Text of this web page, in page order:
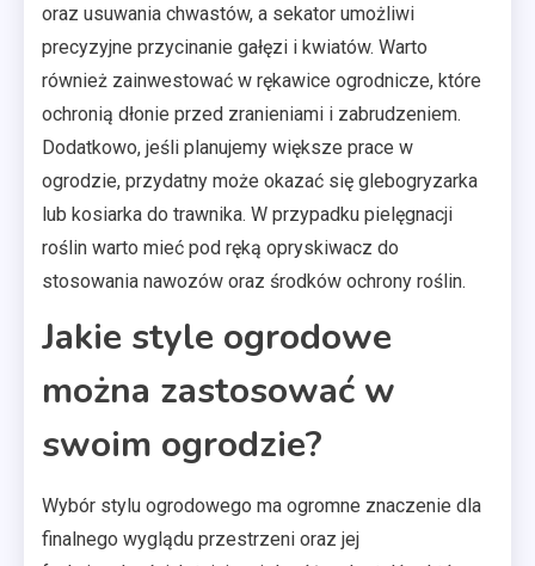
oraz usuwania chwastów, a sekator umożliwi
precyzyjne przycinanie gałęzi i kwiatów. Warto
również zainwestować w rękawice ogrodnicze, które
ochronią dłonie przed zranieniami i zabrudzeniem.
Dodatkowo, jeśli planujemy większe prace w
ogrodzie, przydatny może okazać się glebogryzarka
lub kosiarka do trawnika. W przypadku pielęgnacji
roślin warto mieć pod ręką opryskiwacz do
stosowania nawozów oraz środków ochrony roślin.
Jakie style ogrodowe
można zastosować w
swoim ogrodzie?
Wybór stylu ogrodowego ma ogromne znaczenie dla
finalnego wyglądu przestrzeni oraz jej